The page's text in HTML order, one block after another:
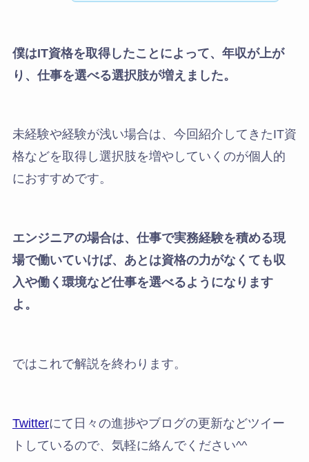
僕はIT資格を取得したことによって、年収が上が
り、仕事を選べる選択肢が増えました。
未経験や経験が浅い場合は、今回紹介してきたIT資
格などを取得し選択肢を増やしていくのが個人的
におすすめです。
エンジニアの場合は、仕事で実務経験を積める現
場で働いていけば、あとは資格の力がなくても収
入や働く環境など仕事を選べるようになります
よ。
ではこれで解説を終わります。
Twitterにて日々の進捗やブログの更新などツイー
トしているので、気軽に絡んでください^^